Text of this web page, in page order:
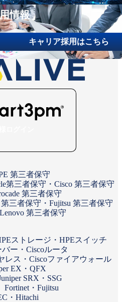
情報
キャリア採用はこちら
第三者保守
第三者保守
Cisco 第三者保守
第三者保守
三者保守
Fujitsu 第三者保守
第三者保守
ストレージ
HPEスイッチ
バー
Ciscoルータ
レス
Ciscoファイアウォール
EX・QFX
SRX・SSG
Fortinet
Fujitsu
Hitachi